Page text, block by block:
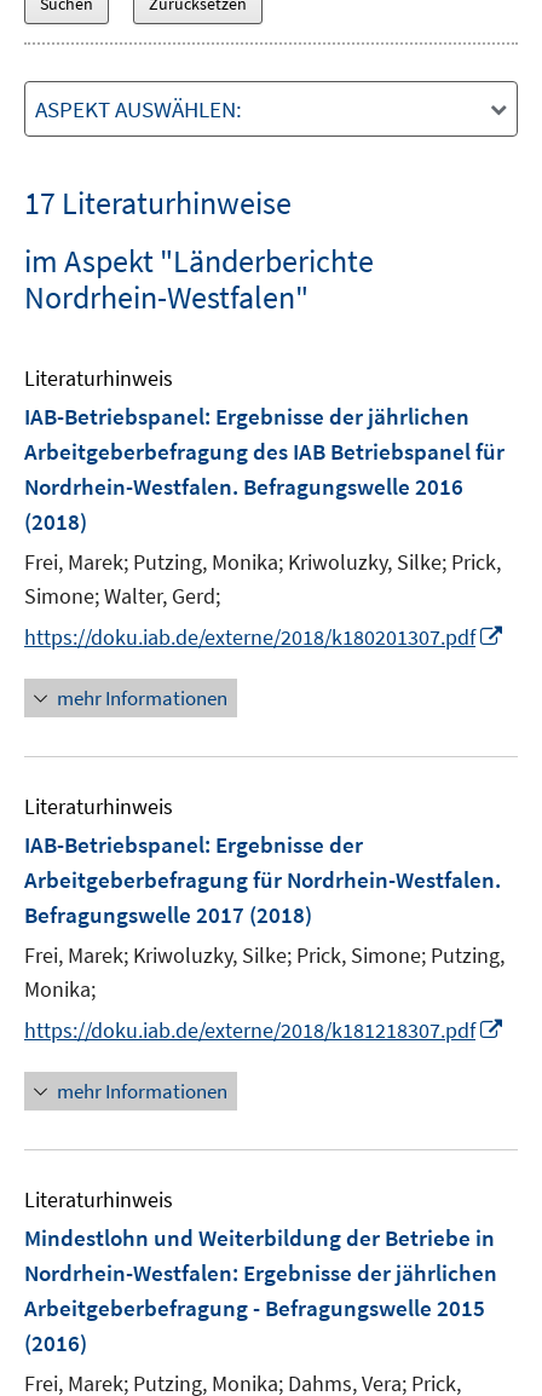
ASPEKT AUSWÄHLEN:
17 Literaturhinweise
im Aspekt "Länderberichte
Nordrhein-Westfalen"
Literaturhinweis
IAB-Betriebspanel: Ergebnisse der jährlichen
Arbeitgeberbefragung des IAB Betriebspanel für
Nordrhein-Westfalen. Befragungswelle 2016
(2018)
Frei, Marek; Putzing, Monika; Kriwoluzky, Silke; Prick,
Simone;Walter, Gerd;
https://doku.iab.de/externe/2018/k180201307.pdf
u
e
mehr Informationen
Literaturhinweis
IAB-Betriebspanel: Ergebnisse der
Arbeitgeberbefragung für Nordrhein-Westfalen.
Befragungswelle 2017 (2018)
Frei, Marek; Kriwoluzky, Silke; Prick, Simone; Putzing,
Monika;
https://doku.iab.de/externe/2018/k181218307.pdf
u
mehr Informationen
Literaturhinweis
Mindestlohn und Weiterbildung der Betriebe in
Nordrhein-Westfalen: Ergebnisse der jährlichen
Arbeitgeberbefragung - Befragungswelle 2015
(2016)
Frei, Marek; Putzing, Monika; Dahms, Vera; Prick,